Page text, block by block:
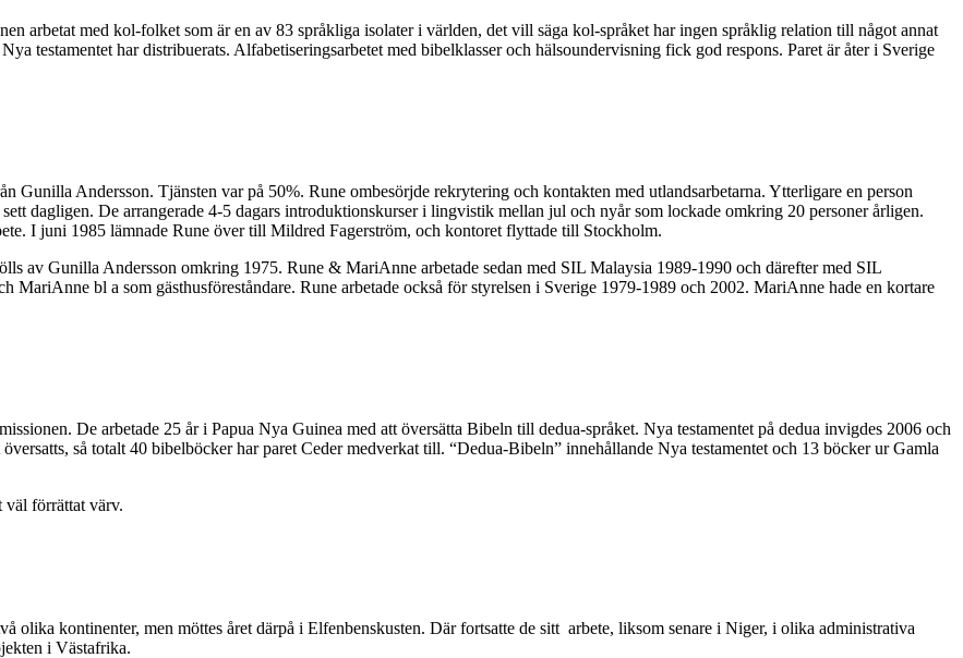
arbetat med kol-folket som är en av 83 språkliga isolater i världen, det vill säga kol-språket har ingen språklig relation till något annat
testamentet har distribuerats. Alfabetiseringsarbetet med bibelklasser och hälsoundervisning fick god respons. Paret är åter i Sverige
Gunilla Andersson. Tjänsten var på 50%. Rune ombesörjde rekrytering och kontakten med utlandsarbetarna. Ytterligare en person
dagligen. De arrangerade 4-5 dagars introduktionskurser i lingvistik mellan jul och nyår som lockade omkring 20 personer årligen.
I juni 1985 lämnade Rune över till Mildred Fagerström, och kontoret flyttade till Stockholm.
av Gunilla Andersson omkring 1975. Rune & MariAnne arbetade sedan med SIL Malaysia 1989-1990 och därefter med SIL
MariAnne bl a som gästhusföreståndare. Rune arbetade också för styrelsen i Sverige 1979-1989 och 2002. MariAnne hade en kortare
De arbetade 25 år i Papua Nya Guinea med att översätta Bibeln till dedua-språket. Nya testamentet på dedua invigdes 2006 och
så totalt 40 bibelböcker har paret Ceder medverkat till. “Dedua-Bibeln” innehållande Nya testamentet och 13 böcker ur Gamla
förrättat värv.
olika kontinenter, men möttes året därpå i Elfenbenskusten. Där fortsatte de sitt arbete, liksom senare i Niger, i olika administrativa
i Västafrika.